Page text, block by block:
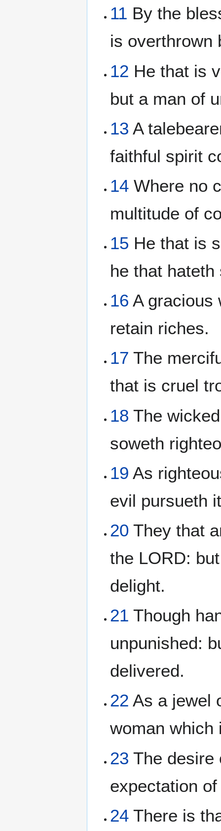
11 By the
is overthrown
12 He that is
but a man of
13 A
faithful spirit
14 Where no
multitude of
15 He that is
he that
16 A gracious
retain riches.
17 The
that is cruel
18 The
soweth
19 As
evil pursueth
20 They that
the LORD:
delight.
21 Though
unpunished:
delivered.
22 As a jewel
woman which
23 The desire
expectation
24 There is